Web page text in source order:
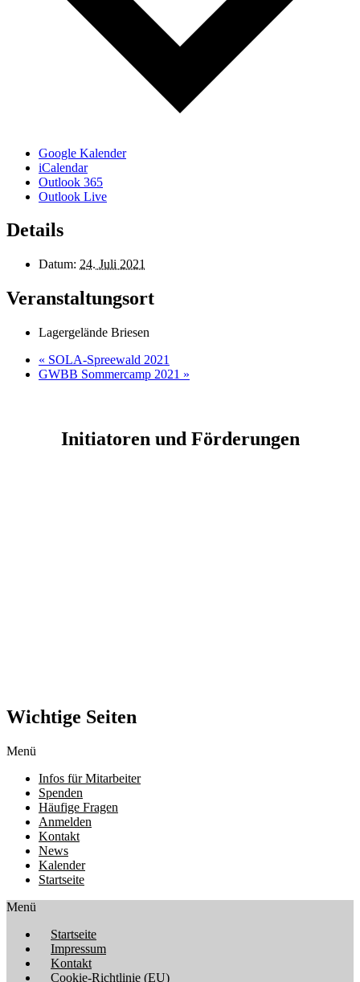
Google Kalender
iCalendar
Outlook 365
Outlook Live
Details
Datum: 24. Juli 2021
Veranstaltungsort
Lagergelände Briesen
« SOLA-Spreewald 2021
GWBB Sommercamp 2021 »
Initiatoren und Förderungen
Wichtige Seiten
Menü
Infos für Mitarbeiter
Spenden
Häufige Fragen
Anmelden
Kontakt
News
Kalender
Startseite
Menü
Startseite
Impressum
Kontakt
Cookie-Richtlinie (EU)